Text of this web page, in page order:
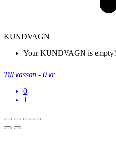
KUNDVAGN
Your KUNDVAGN is empty!
Till kassan - 0 kr
0
1